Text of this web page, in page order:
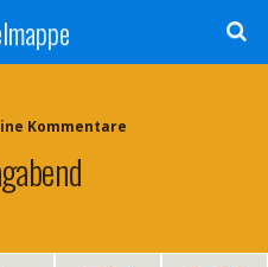
Kommentare